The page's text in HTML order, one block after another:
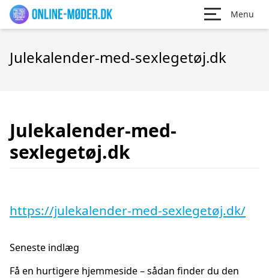
Menu
Julekalender-med-sexlegetøj.dk
Julekalender-med-
sexlegetøj.dk
https://julekalender-med-sexlegetøj.dk/
Seneste indlæg
Få en hurtigere hjemmeside – sådan finder du den